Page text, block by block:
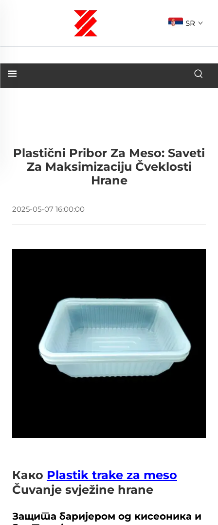
SR
Plastični Pribor Za Meso: Saveti
Za Maksimizaciju Čveklosti
Hrane
2025-05-07 16:00:00
Како Plastik trake za meso
Čuvanje svježine hrane
Защита баријером од кисеоника и